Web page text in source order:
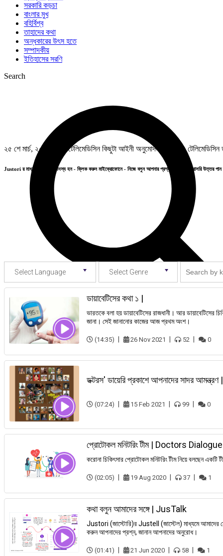
সরকারি কড়চা
বাংলার মুখ
বহির্বিশ্ব
তাহাদের কথা
অন্ধকারের উৎস হতে
সম্পাদকীয়
ইতিহাসের সরণি
Search
২৫ শে মার্চ, ২০২০ থেকে টেলিমেডিসিন কিছুটা আইনী অনুমোদন পেয়েছে।
Justori র মাধ্যমে আমাদের সদস্য হন - ক্লিক করুন মাইক্রোফোনে - নিজে বলুন আপনার প্রশ্ন, মতামত - সরাসরি উত্তর পান